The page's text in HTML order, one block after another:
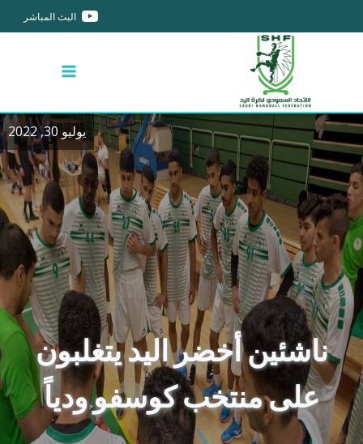
البث المباشر
يوليو 30, 2022
ناشئين أخضر اليد يتغلبون
على منتخب كوسفو ودياً